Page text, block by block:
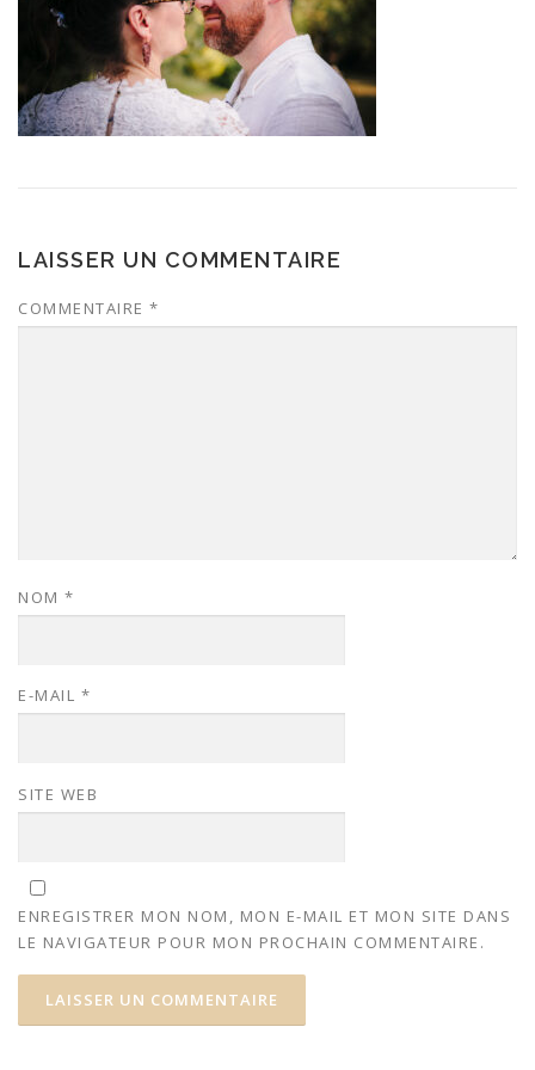
LAISSER UN COMMENTAIRE
COMMENTAIRE *
NOM *
E-MAIL *
SITE WEB
ENREGISTRER MON NOM, MON E-MAIL ET MON SITE DANS
LE NAVIGATEUR POUR MON PROCHAIN COMMENTAIRE.